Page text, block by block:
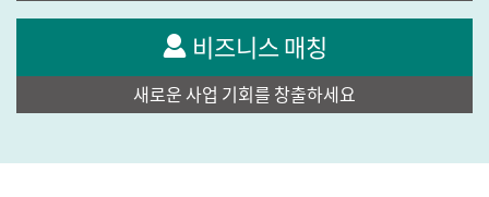
비즈니스 매칭
새로운 사업 기회를 창출하세요